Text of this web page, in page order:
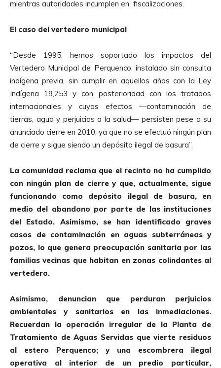
mientras autoridades incumplen en fiscalizaciones.
El caso del vertedero municipal
“Desde 1995, hemos soportado los impactos del
Vertedero Municipal de Perquenco, instalado sin consulta
indígena previa, sin cumplir en aquellos años con la Ley
Indígena 19,253 y con posterioridad con los tratados
internacionales y cuyos efectos —contaminación de
tierras, agua y perjuicios a la salud— persisten pese a su
anunciado cierre en 2010, ya que no se efectuó ningún plan
de cierre y sigue siendo un depósito ilegal de basura”.
La comunidad reclama que el recinto no ha cumplido
con ningún plan de cierre y que, actualmente, sigue
funcionando como depósito ilegal de basura, en
medio del abandono por parte de las instituciones
del Estado. Asimismo, se han identificado graves
casos de contaminación en aguas subterráneas y
pozos, lo que genera preocupación sanitaria por las
familias vecinas que habitan en zonas colindantes al
vertedero.
Asimismo, denuncian que perduran perjuicios
ambientales y sanitarios en las inmediaciones.
Recuerdan la operación irregular de la Planta de
Tratamiento de Aguas Servidas que vierte residuos
al estero Perquenco; y una escombrera ilegal
operativa al interior de un predio particular,